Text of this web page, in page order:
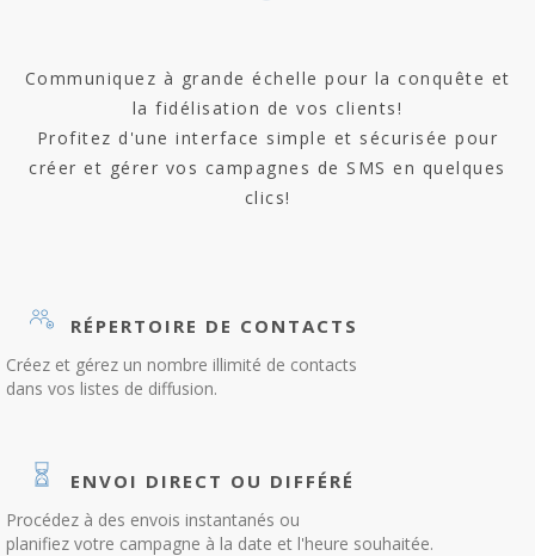
Communiquez à grande échelle pour la conquête et
la fidélisation de vos clients!
Profitez d'une interface simple et sécurisée pour
créer et gérer vos campagnes de SMS en quelques
clics!
RÉPERTOIRE DE CONTACTS
Créez et gérez un nombre illimité de contacts
dans vos listes de diffusion.
ENVOI DIRECT OU DIFFÉRÉ
Procédez à des envois instantanés ou
planifiez votre campagne à la date et l'heure souhaitée.